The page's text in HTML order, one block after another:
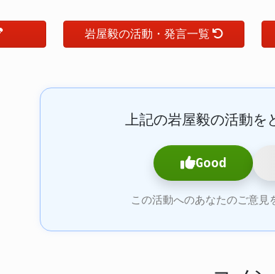
岩屋毅の活動・発言一覧
上記の岩屋毅の活動を
Good
この活動へのあなたのご意見